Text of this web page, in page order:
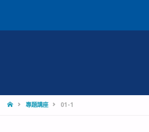
HOME專題講座 01-1